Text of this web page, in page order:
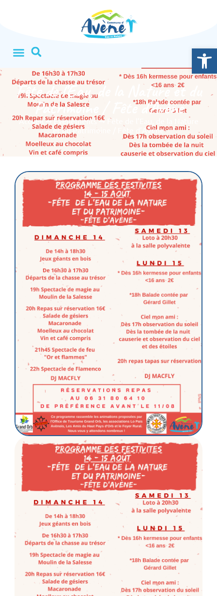
Ouvrir
Fête de l’Eau, de la Nature et du
Patrimoine / Fête d’Avène
Accueil ➞Événements➞ Fête de l’Eau, de la Nature
et du Patrimoine / Fête d’Avène